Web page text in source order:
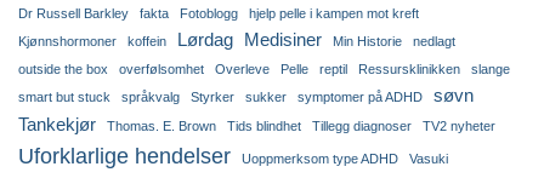
Dr Russell Barkley
fakta Fotoblogg
hjelp pelle i kampen mot kreft
Kjønnshormoner
koffein Lørdag Medisiner Min Historie
nedlagt
outside the box
overfølsomhet Overleve Pelle reptil Ressursklinikken
slange
smart but stuck
språkvalg Styrker sukker symptomer på ADHD
søvn
Tankekjør
Thomas. E. Brown Tids blindhet Tillegg diagnoser TV2 nyheter
Uforklarlige hendelser Uoppmerksom type ADHD
Vasuki